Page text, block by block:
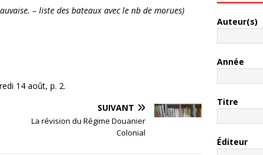
– liste des bateaux avec le nb de morues)
14 août, p. 2.
SUIVANT
La révision du Régime Douanier
Colonial
Auteur(s)
Année
Titre
Éditeur